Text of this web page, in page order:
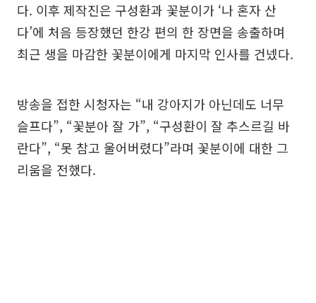
다. 이후 제작진은 구성환과 꽃분이가 ‘나 혼자 산
다’에 처음 등장했던 한강 편의 한 장면을 송출하며
최근 생을 마감한 꽃분이에게 마지막 인사를 건넸다.
방송을 접한 시청자는 “내 강아지가 아닌데도 너무
슬프다”, “꽃분아 잘 가”, “구성환이 잘 추스르길 바
란다”, “못 참고 울어버렸다”라며 꽃분이에 대한 그
리움을 전했다.